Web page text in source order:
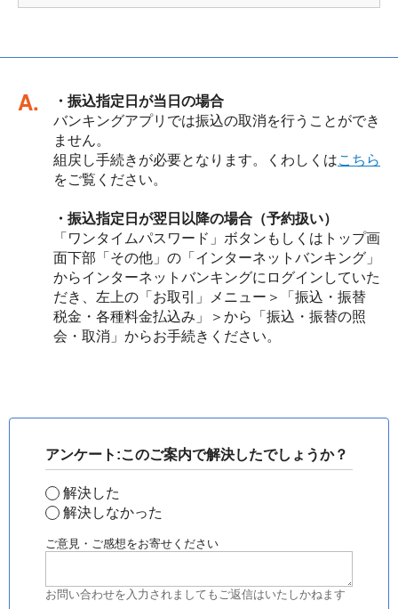
回答
・振込指定日が当日の場合
バンキングアプリでは振込の取消を行うことができ
ません。
組戻し手続きが必要となります。くわしくはこちら
をご覧ください。
・振込指定日が翌日以降の場合（予約扱い）
「ワンタイムパスワード」ボタンもしくはトップ画
面下部「その他」の「インターネットバンキング」
からインターネットバンキングにログインしていた
だき、左上の「お取引」メニュー＞「振込・振替
税金・各種料金払込み」＞から「振込・振替の照
会・取消」からお手続きください。
アンケート:このご案内で解決したでしょうか？
解決した
解決しなかった
ご意見・ご感想をお寄せください
お問い合わせを入力されましてもご返信はいたしかねます